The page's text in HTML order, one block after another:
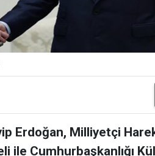
Erdoğan, Milliyetçi
ile Cumhurbaşkanlığı